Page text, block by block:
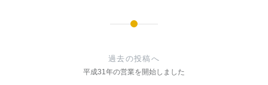
過去の投稿へ
平成31年の営業を開始しました